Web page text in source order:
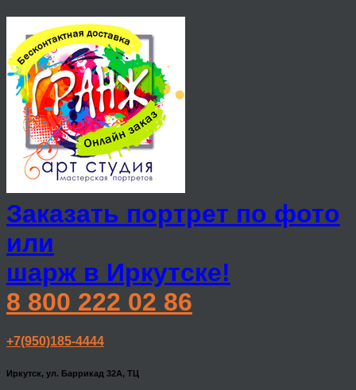
Заказать портрет по фото
или
шарж в Иркутске!
8 800 222 02 86
+7(950)185-4444
Иркутск, ул. Баррикад 32А, ТЦ